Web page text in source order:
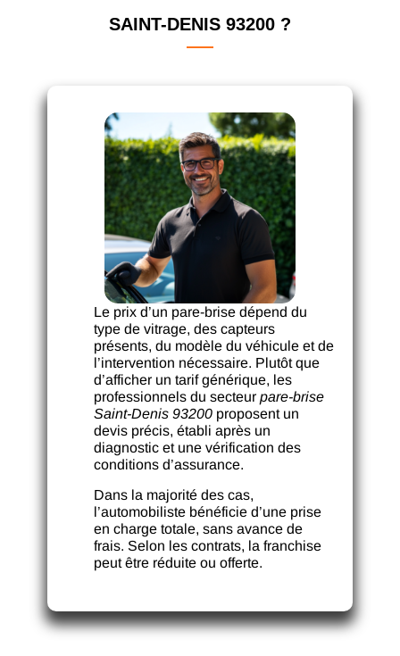
SAINT-DENIS 93200 ?
Le prix d’un pare-brise dépend du
type de vitrage, des capteurs
présents, du modèle du véhicule et de
l’intervention nécessaire. Plutôt que
d’afficher un tarif générique, les
professionnels du secteur pare-brise
Saint-Denis 93200 proposent un
devis précis, établi après un
diagnostic et une vérification des
conditions d’assurance.
Dans la majorité des cas,
l’automobiliste bénéficie d’une prise
en charge totale, sans avance de
frais. Selon les contrats, la franchise
peut être réduite ou offerte.